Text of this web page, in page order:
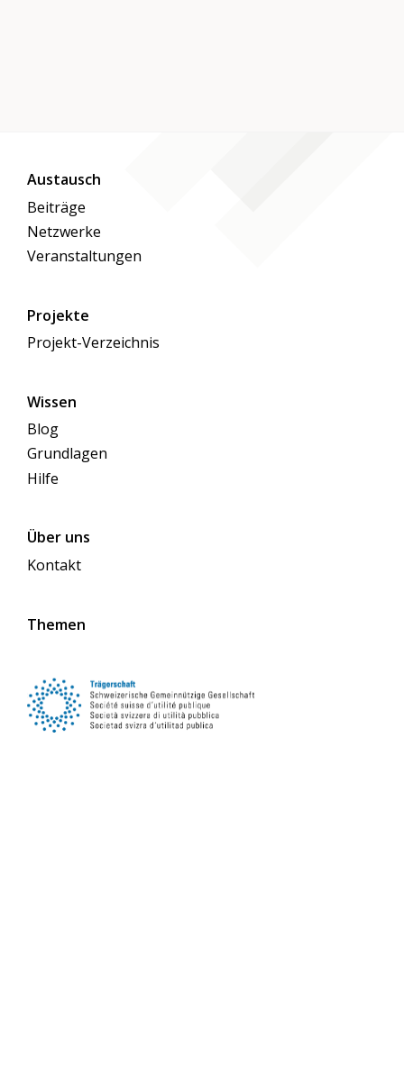
Austausch
Beiträge
Netzwerke
Veranstaltungen
Projekte
Projekt-Verzeichnis
Wissen
Blog
Grundlagen
Hilfe
Über uns
Kontakt
Themen